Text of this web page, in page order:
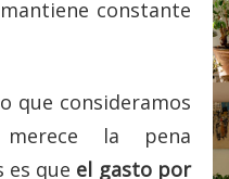
constante
que consideramos
la pena
que el gasto por